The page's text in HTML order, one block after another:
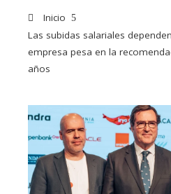
Inicio
Las subidas salariales
empresa pesa en la
años